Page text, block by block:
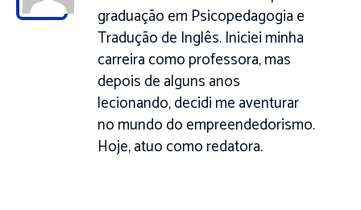
graduação em Psicopedagogia e
Tradução de Inglês. Iniciei minha
carreira como professora, mas
depois de alguns anos
lecionando, decidi me aventurar
no mundo do empreendedorismo.
Hoje, atuo como redatora.